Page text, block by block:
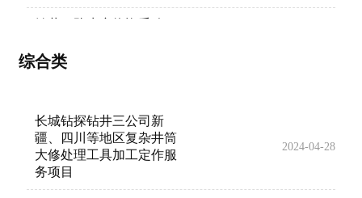
安东石油-钻杆采购-招标
管杆修复服务(管杆清
洗）-LHZB1-2024-FZ171-
2
综合类
长城钻探钻井三公司新
疆、四川等地区复杂井筒
大修处理工具加工定作服
务项目
2024-04-28